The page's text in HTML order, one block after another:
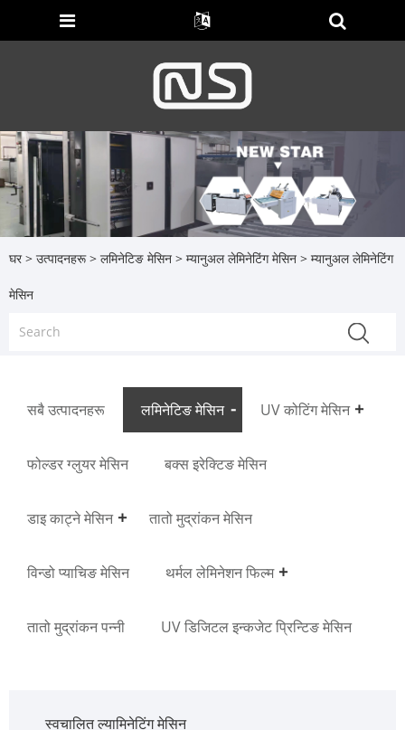
घर > उत्पादनहरू> लमिनेटिङ मेसिन > म्यानुअल लेमिनेटिंग मेसिन > म्यानुअल लेमिनेटिंग
मेसिन
सबै उत्पादनहरू लमिनेटिङ मेसिन UV कोटिंग मेसिन
फोल्डर ग्लुयर मेसिन बक्स इरेक्टिङ मेसिन
डाइ काट्ने मेसिन तातो मुद्रांकन मेसिन
विन्डो प्याचिङ मेसिन थर्मल लेमिनेशन फिल्म
तातो मुद्रांकन पन्नी UV डिजिटल इन्कजेट प्रिन्टिङ मेसिन
स्वचालित ल्यामिनेटिंग मेसिन